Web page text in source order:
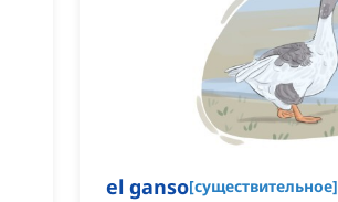
el ganso[существительное]